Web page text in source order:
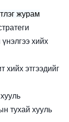
журам
хийх
хийх этгээдийг
тухай хууль